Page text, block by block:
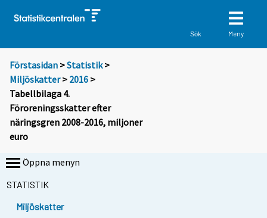
Sök Meny
Förstasidan >Statistik >
Miljöskatter> 2016 >
Tabellbilaga 4.
Föroreningsskatter efter
näringsgren 2008-2016, miljoner
euro
Öppna menyn
STATISTIK
Miljöskatter